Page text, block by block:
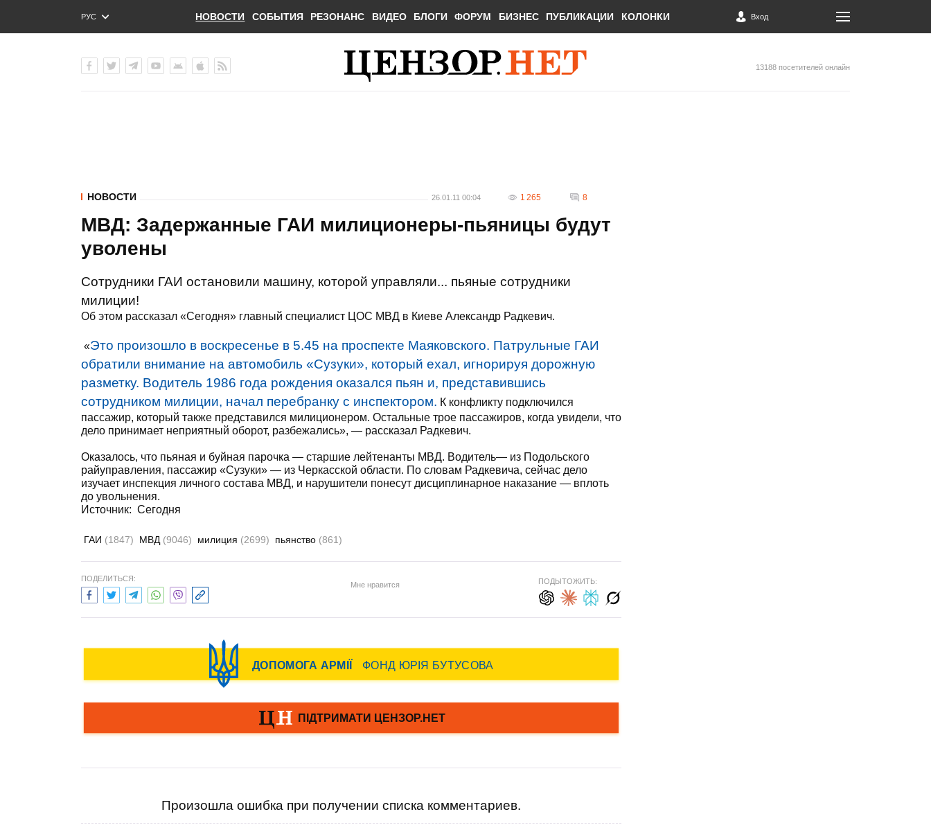
РУС
ENG
НОВОСТИ СОБЫТИЯ РЕЗОНАНС ВИДЕО БЛОГИ ФОРУМ БИЗНЕС ПУБЛИКАЦИИ КОЛОНКИ Вход
13188 посетителей онлайн
НОВОСТИ 26.01.11 00:04 1 265 8
МВД: Задержанные ГАИ милиционеры-пьяницы будут
уволены
Сотрудники ГАИ остановили машину, которой управляли... пьяные сотрудники
милиции!
Об этом рассказал «Сегодня» главный специалист ЦОС МВД в Киеве Александр Радкевич.
«Это произошло в воскресенье в 5.45 на проспекте Маяковского. Патрульные ГАИ
обратили внимание на автомобиль «Сузуки», который ехал, игнорируя дорожную
разметку. Водитель 1986 года рождения оказался пьян и, представившись
сотрудником милиции, начал перебранку с инспектором. К конфликту подключился
пассажир, который также представился милиционером. Остальные трое пассажиров, когда увидели, что
дело принимает неприятный оборот, разбежались», — рассказал Радкевич.
Оказалось, что пьяная и буйная парочка — старшие лейтенанты МВД. Водитель— из Подольского
райуправления, пассажир «Сузуки» — из Черкасской области. По словам Радкевича, сейчас дело
изучает инспекция личного состава МВД, и нарушители понесут дисциплинарное наказание — вплоть
до увольнения.
Источник: Сегодня
ГАИ (1847) МВД (9046) милиция (2699) пьянство (861)
ПОДЕЛИТЬСЯ:
Мне нравится ПОДЫТОЖИТЬ:
Произошла ошибка при получении списка комментариев.